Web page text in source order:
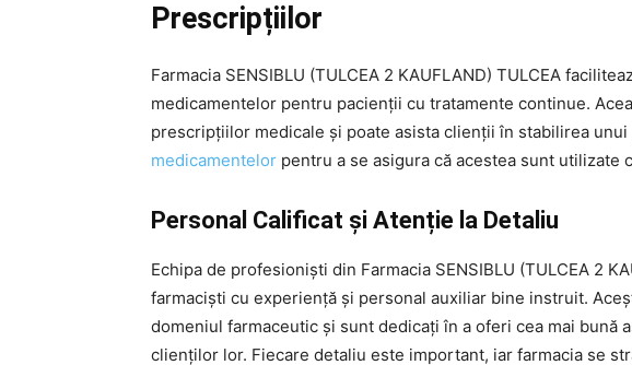
Prescripțiilor
Farmacia SENSIBLU (TULCEA 2 KAUFLAND) TULCEA
medicamentelor pentru pacienții cu tratamente continue.
prescripțiilor medicale și poate asista clienții în stabilirea unui
medicamentelor pentru a se asigura că acestea sunt utilizate
Personal Calificat și Atenție la Detaliu
Echipa de profesioniști din Farmacia SENSIBLU (TULCEA 2
farmaciști cu experiență și personal auxiliar bine instruit.
domeniul farmaceutic și sunt dedicați în a oferi cea mai bună
clienților lor. Fiecare detaliu este important, iar farmacia se